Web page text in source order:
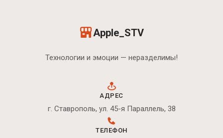
Apple_STV
Технологии и эмоции — неразделимы!
АДРЕС
г. Ставрополь, ул. 45-я Параллель, 38
ТЕЛЕФОН